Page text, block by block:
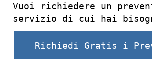
Vuoi richiedere un
servizio di cui hai
Richiedi Gratis i